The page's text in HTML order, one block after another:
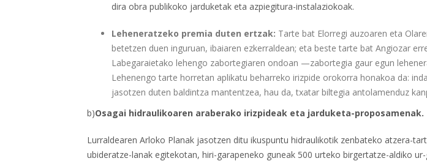
dira obra publikoko jarduketak eta azpiegitura-instalaziokoak.
Leheneratzeko premia duten ertzak: Tarte bat Elorregi auzoaren eta
betetzen duen inguruan, ibaiaren ezkerraldean; eta beste tarte bat Angiozar
Labegaraietako lehengo zabortegiaren ondoan —zabortegia gaur egun
Lehenengo tarte horretan aplikatu beharreko irizpide orokorra honakoa da:
jasotzen duten baldintza mantentzea, hau da, txatar biltegia antolamenduz
b)Osagai hidraulikoaren araberako irizpideak eta jarduketa-proposamenak.
Lurraldearen Arloko Planak jasotzen ditu ikuspuntu hidraulikotik zenbateko atzera-
ubideratze-lanak egitekotan, hiri-garapeneko guneak 500 urteko birgertatze-aldiko